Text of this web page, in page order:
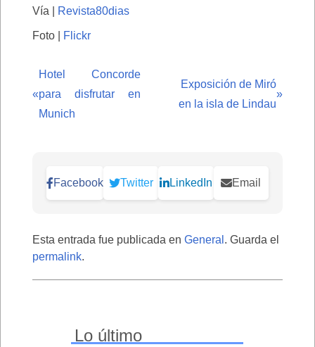
Vía | Revista80dias
Foto | Flickr
«
Hotel Concorde
para disfrutar en
Munich
Exposición de Miró
en la isla de Lindau
»
Facebook Twitter LinkedIn Email
Esta entrada fue publicada en General . Guarda el
permalink.
Lo último